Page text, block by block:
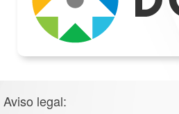
Aviso legal: